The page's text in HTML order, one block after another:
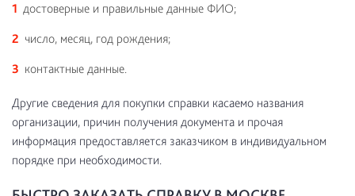
достоверные и правильные данные ФИО;
число, месяц, год рождения;
контактные данные.
Другие сведения для покупки справки касаемо названия
организации, причин получения документа и прочая
информация предоставляется заказчиком в индивидуальном
порядке при необходимости.